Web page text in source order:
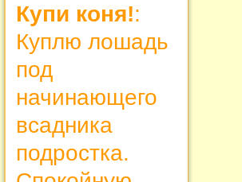
Купи коня!:
Куплю лошадь
под
начинающего
всадника
подростка.